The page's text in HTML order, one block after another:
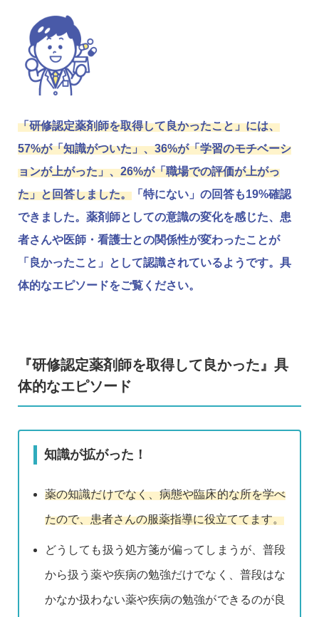
「研修認定薬剤師を取得して良かったこと」には、
57%が「知識がついた」、36%が「学習のモチベーシ
ョンが上がった」、26%が「職場での評価が上がっ
た」と回答しました。 「特にない」の回答も19%確認
できました。薬剤師としての意識の変化を感じた、患
者さんや医師・看護士との関係性が変わったことが
「良かったこと」として認識されているようです。具
体的なエピソードをご覧ください。
『研修認定薬剤師を取得して良かった』具
体的なエピソード
知識が拡がった！
薬の知識だけでなく、病態や臨床的な所を学べ
たので、患者さんの服薬指導に役立ててます。
どうしても扱う処方箋が偏ってしまうが、普段
から扱う薬や疾病の勉強だけでなく、普段はな
かなか扱わない薬や疾病の勉強ができるのが良